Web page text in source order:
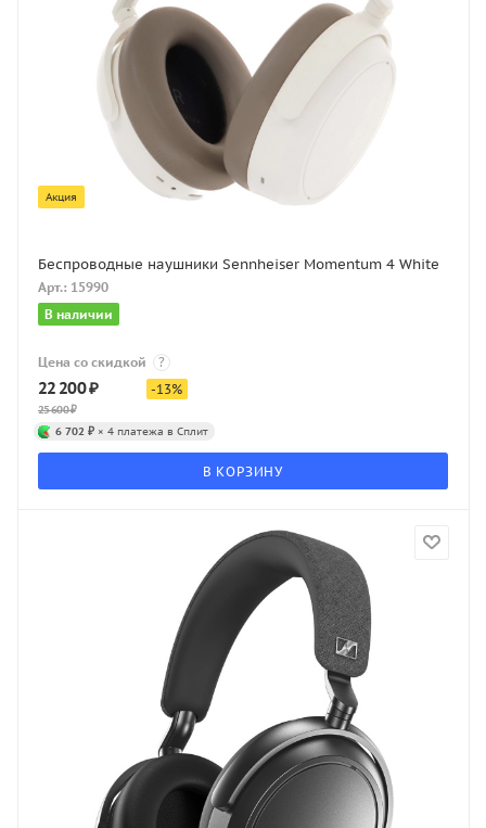
Акция
Беспроводные наушники Sennheiser Momentum 4 White
Арт.: 15990
В наличии
Цена со скидкой ?
22 200₽
25 600₽
-13%
6 702 ₽ × 4 платежа в Сплит
В КОРЗИНУ